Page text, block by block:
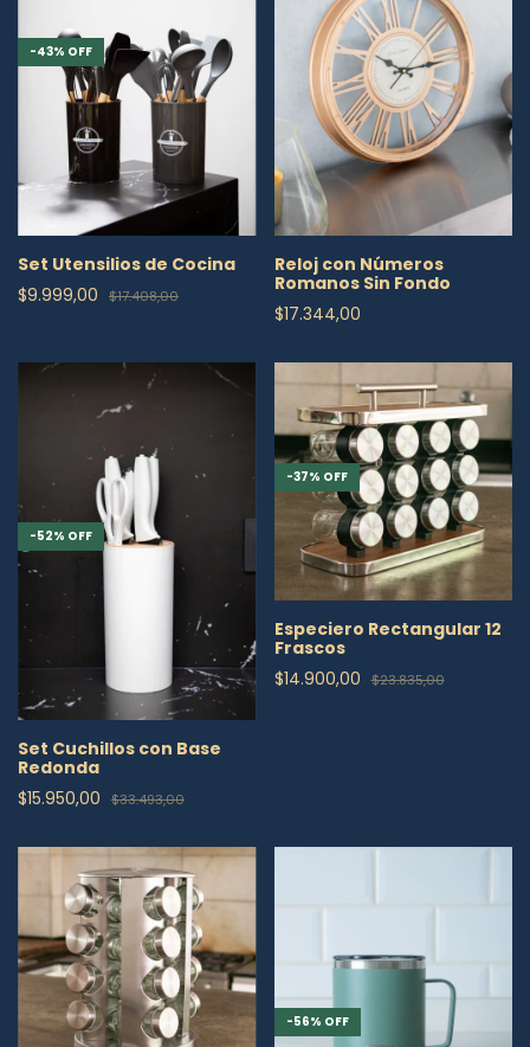
-43% OFF
Set Utensilios de Cocina
$9.999,00
$17.408,00
Reloj con Números
Romanos Sin Fondo
$17.344,00
-52% OFF
Set Cuchillos con Base
Redonda
$15.950,00
$33.493,00
-37% OFF
Especiero Rectangular 12
Frascos
$14.900,00 $23.835,00
-56% OFF